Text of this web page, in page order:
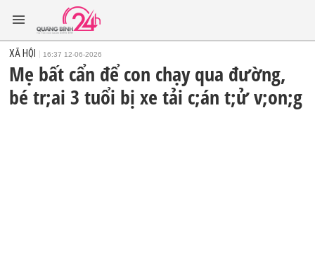
XÃ HỘI 16:37 12-06-2026
Mẹ bất cẩn để con chạy qua đường,
bé tr;ai 3 tuổi bị xe tải c;án t;ử v;on;g